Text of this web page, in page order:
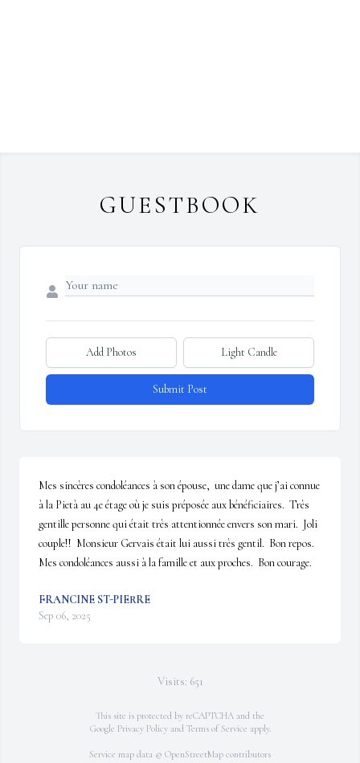
GUESTBOOK
Add Photos Light Candle
Submit Post
Mes sincères condoléances à son épouse,  une dame que j’ai connue
à la Pietà au 4e étage où je suis préposée aux bénéficiaires.  Très
gentille personne qui était très attentionnée envers son mari.  Joli
couple!!  Monsieur Gervais était lui aussi très gentil.  Bon repos.
Mes condoléances aussi à la famille et aux proches.  Bon courage.
FRANCINE ST-PIERRE
Sep 06, 2025
Visits: 651
This site is protected by reCAPTCHA and the
Google Privacy Policyand Terms of Service apply.
Service map data © OpenStreetMap contributors